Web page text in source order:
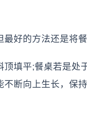
好的方法还是将餐
填平;餐桌若是处
断向上生长，保